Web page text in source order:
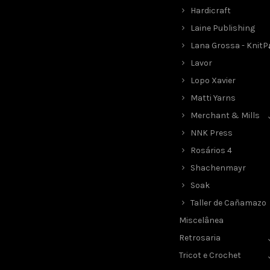
Hardicraft
Laine Publishing
Lana Grossa -
Lavor
Lopo Xavier
Matti Yarns
Merchant & Mills
NNK Press
Rosários 4
Shachenmayr
Soak
Taller de Cañamazo
Miscelânea
Retrosaria
Tricot e Crochet